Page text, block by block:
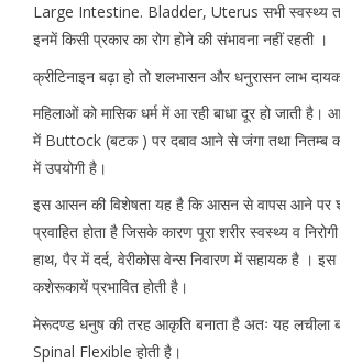
Large Intestine. Bladder, Uterus सभी स्वस्थ्य
इनमें किसी प्रकार का रोग होने की संभावना नहीं रहती ।
क्रीटिनाइन बढ़ा हो तो शलभासन और धनुरासन लाभ
महिलाओं को मासिक धर्म में आ रही बाधा दूर हो जाती
में Buttock (बटक ) पर दबाव आने से जंगा तथा नितम्ब का
में उपयोगी है।
इस आसन की विशेषता यह है कि आसन से वापस आने पर
प्रवाहित होता है जिसके कारण पूरा शरीर स्वस्थ्य व
हाथ, पैर में दर्द, वेरीकोस वेन्स निवारण में सहायक है ।
कशेरूकायें प्रभावित होती है।
मेरूदण्ड धनुष की तरह आकृति बनाता है अतः यह लचीला
Spinal Flexible होती है।